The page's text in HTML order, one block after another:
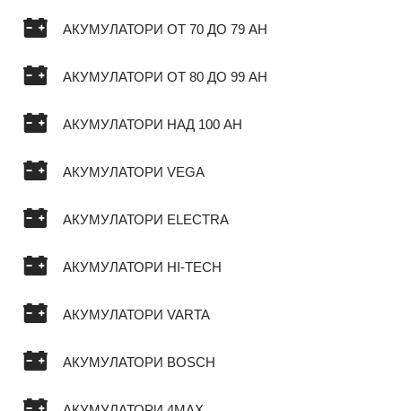
АКУМУЛАТОРИ ОТ 70 ДО 79 AH
АКУМУЛАТОРИ ОТ 80 ДО 99 AH
АКУМУЛАТОРИ НАД 100 AH
АКУМУЛАТОРИ VEGA
АКУМУЛАТОРИ ELECTRA
АКУМУЛАТОРИ HI-TECH
АКУМУЛАТОРИ VARTA
АКУМУЛАТОРИ BOSCH